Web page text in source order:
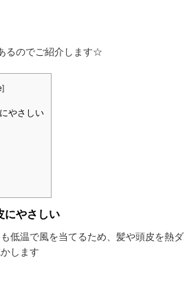
るのでご紹介します☆
]
やさしい
やさしい
低温で風を当てるため、髪や頭皮を熱ダ
します